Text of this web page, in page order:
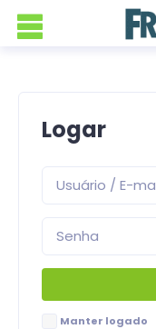
Logar
Manter logado